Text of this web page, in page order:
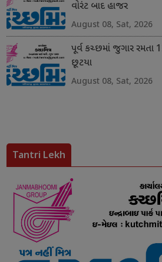
વોરંટ બાદ હાજર
August 08, Sat, 2026
પૂર્વ કચ્છમાં જુગાર રમતા
છૂટયા
August 08, Sat, 2026
Tantri Lekh